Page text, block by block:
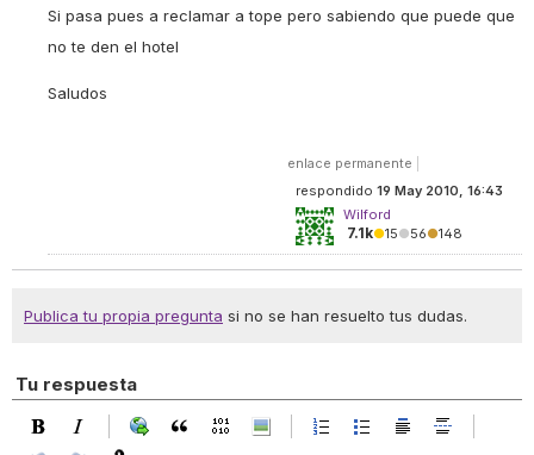
Si pasa pues a reclamar a tope pero sabiendo que puede que
no te den el hotel
Saludos
enlace permanente
respondido 19 May 2010, 16:43
Wilford
7.1k●15●56●148
Publica tu propia pregunta si no se han resuelto tus dudas.
Tu respuesta